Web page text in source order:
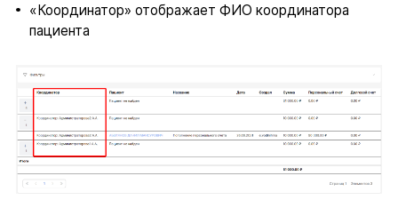
«Координатор» отображает ФИО координатора
пациента